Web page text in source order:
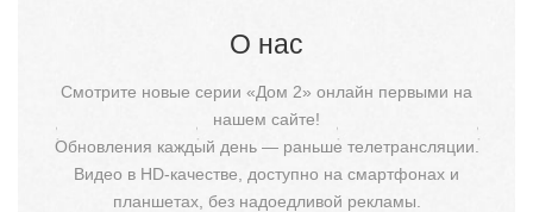
О нас
Смотрите новые серии «Дом 2» онлайн первыми на
нашем сайте!
Обновления каждый день — раньше телетрансляции.
Видео в HD-качестве, доступно на смартфонах и
планшетах, без надоедливой рекламы.